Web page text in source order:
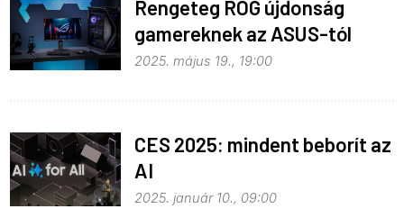
Rengeteg ROG újdonság
gamereknek az ASUS-tól
2025. május 19., 19:00
CES 2025: mindent beborít az
AI
2025. január 10., 09:00